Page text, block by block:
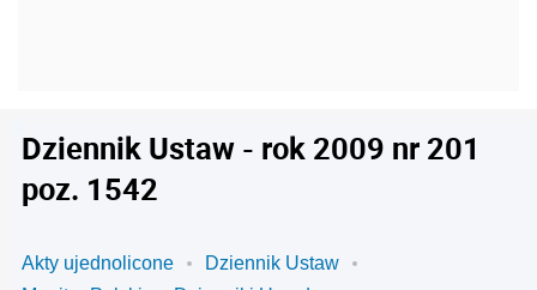
Dziennik Ustaw - rok 2009 nr 201
poz. 1542
Akty ujednolicone
Dziennik Ustaw